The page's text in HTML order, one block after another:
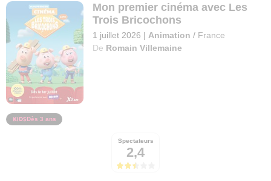
Mon premier cinéma avec Les
Trois Bricochons
1 juillet 2026 | Animation / France
De Romain Villemaine
Dès 3 ans
Spectateurs
2,4